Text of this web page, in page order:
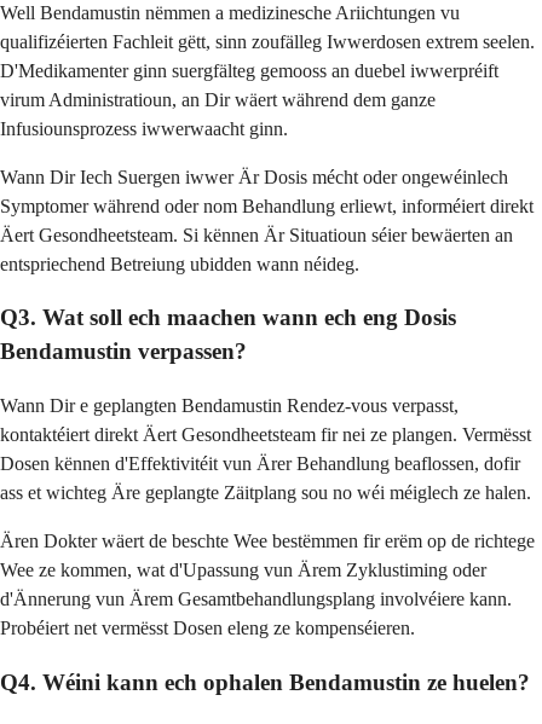
Well Bendamustin nëmmen a medizinesche Ariichtungen vu
qualifizéierten Fachleit gëtt, sinn zoufälleg Iwwerdosen extrem seelen.
D'Medikamenter ginn suergfälteg gemooss an duebel iwwerpréift
virum Administratioun, an Dir wäert während dem ganze
Infusiounsprozess iwwerwaacht ginn.
Wann Dir Iech Suergen iwwer Är Dosis mécht oder ongewéinlech
Symptomer während oder nom Behandlung erliewt, informéiert direkt
Äert Gesondheetsteam. Si kënnen Är Situatioun séier bewäerten an
entspriechend Betreiung ubidden wann néideg.
Q3. Wat soll ech maachen wann ech eng Dosis
Bendamustin verpassen?
Wann Dir e geplangten Bendamustin Rendez-vous verpasst,
kontaktéiert direkt Äert Gesondheetsteam fir nei ze plangen. Vermësst
Dosen kënnen d'Effektivitéit vun Ärer Behandlung beaflossen, dofir
ass et wichteg Äre geplangte Zäitplang sou no wéi méiglech ze halen.
Ären Dokter wäert de beschte Wee bestëmmen fir erëm op de richtege
Wee ze kommen, wat d'Upassung vun Ärem Zyklustiming oder
d'Ännerung vun Ärem Gesamtbehandlungsplang involvéiere kann.
Probéiert net vermësst Dosen eleng ze kompenséieren.
Q4. Wéini kann ech ophalen Bendamustin ze huelen?